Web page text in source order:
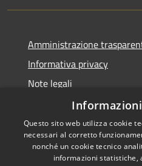
Amministrazione
Informativa privacy
Note legali
Dichiarazione di accessibilità
Questo sito web utilizza cookie
necessari al corretto
nonché un cookie tecnico
informazioni statistiche,